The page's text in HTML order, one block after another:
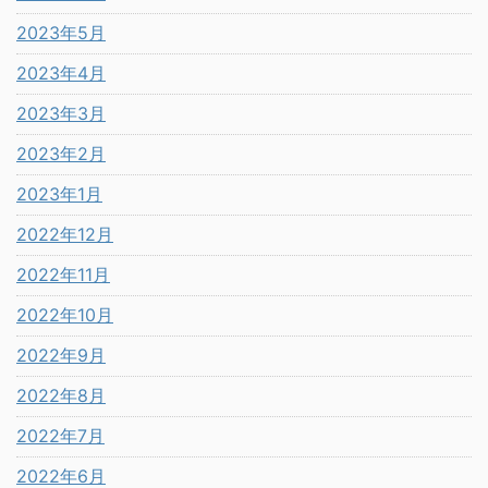
2023年5月
2023年4月
2023年3月
2023年2月
2023年1月
2022年12月
2022年11月
2022年10月
2022年9月
2022年8月
2022年7月
2022年6月